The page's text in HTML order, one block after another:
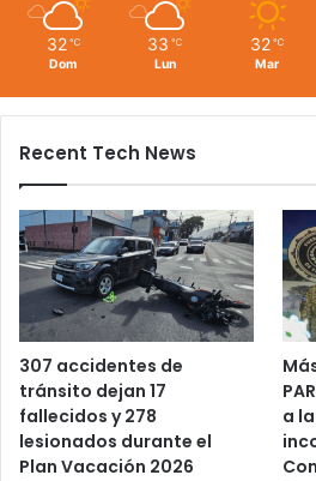
32 ℃
Dom
33 ℃
Lun
32 ℃
Mar
Recent Tech News
307 accidentes de
tránsito dejan 17
fallecidos y 278
lesionados durante el
Plan Vacación 2026
a